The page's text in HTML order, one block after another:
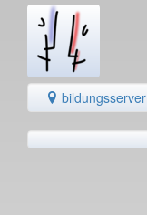
bildungsserver